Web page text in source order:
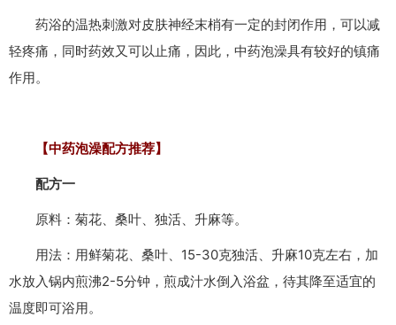
药浴的温热刺激对皮肤神经末梢有一定的封闭作用，可以减
轻疼痛，同时药效又可以止痛，因此，中药泡澡具有较好的镇痛
作用。
【中药泡澡配方推荐】
配方一
原料：菊花、桑叶、独活、升麻等。
用法：用鲜菊花、桑叶、15-30克独活、升麻10克左右，加
水放入锅内煎沸2-5分钟，煎成汁水倒入浴盆，待其降至适宜的
温度即可浴用。